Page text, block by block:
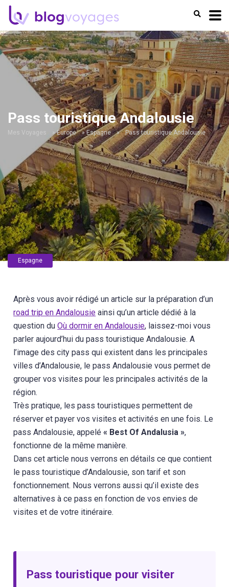
Pass touristique Andalousie
Mes Voyages »Europe »Espagne » Pass touristique Andalousie
Espagne
Après vous avoir rédigé un article sur la préparation d’un
road trip en Andalousie ainsi qu’un article dédié à la
question duOù dormir en Andalousie, laissez-moi vous
parler aujourd’hui du pass touristique Andalousie. A
l’image des city pass qui existent dans les principales
villes d’Andalousie, le pass Andalousie vous permet de
grouper vos visites pour les principales activités de la
région.
Très pratique, les pass touristiques permettent de
réserver et payer vos visites et activités en une fois. Le
pass Andalousie, appelé« Best Of Andalusia »,
fonctionne de la même manière.
Dans cet article nous verrons en détails ce que contient
le pass touristique d’Andalousie, son tarif et son
fonctionnement. Nous verrons aussi qu’il existe des
alternatives à ce pass en fonction de vos envies de
visites et de votre itinéraire.
Pass touristique pour visiter